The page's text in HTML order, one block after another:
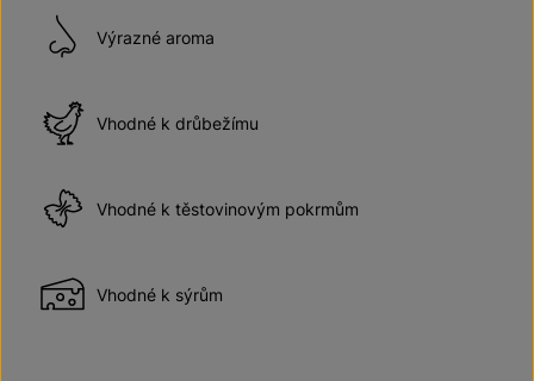
Výrazné aroma
Vhodné k drůbežímu
Vhodné k těstovinovým pokrmům
Vhodné k sýrům